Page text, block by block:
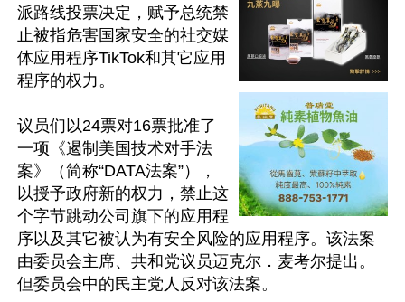
派路线投票决定，赋予总统禁
止被指危害国家安全的社交媒
体应用程序TikTok和其它应用
程序的权力。
议员们以24票对16票批准了
一项《遏制美国技术对手法
案》（简称“DATA法案”），
以授予政府新的权力，禁止这
个字节跳动公司旗下的应用程
序以及其它被认为有安全风险的应用程序。该法案
由委员会主席、共和党议员迈克尔．麦考尔提出。
但委员会中的民主党人反对该法案。